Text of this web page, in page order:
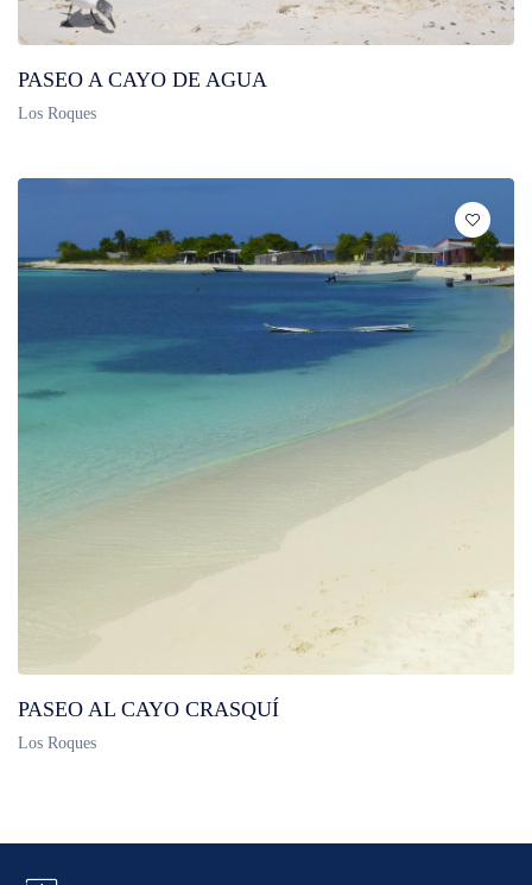
PASEO A CAYO DE AGUA
Los Roques
PASEO AL CAYO CRASQUÍ
Los Roques